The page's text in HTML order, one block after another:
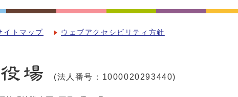
イトマップ ウェブアクセシビリティ方針
(法人番号：1000020293440)